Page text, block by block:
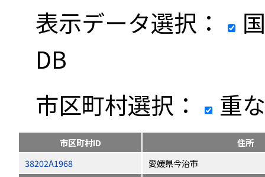
表示データ選択：
DB
市区町村選択：
重
市区町村ID
住所
38202A1968
愛媛県今治市